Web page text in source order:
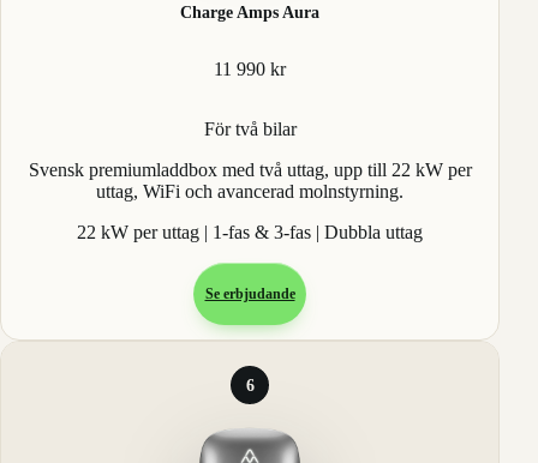
Charge Amps Aura
11 990 kr
För två bilar
Svensk premiumladdbox med två uttag, upp till 22 kW per
uttag, WiFi och avancerad molnstyrning.
22 kW per uttag | 1-fas & 3-fas | Dubbla uttag
Se erbjudande
6